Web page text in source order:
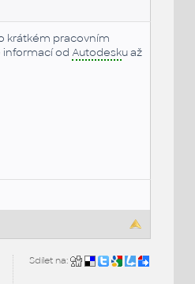
krátkém pracovním
informací od Autodesku až
Sdílet na: